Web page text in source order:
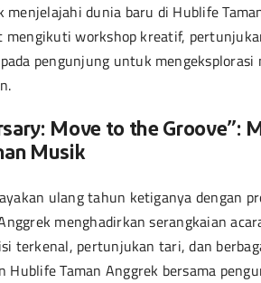
dunia baru di Hublife
workshop kreatif,
pengunjung untuk
Move to the Groove”:
Musik
ulang tahun ketiganya dengan
menghadirkan serangkaian
terkenal, pertunjukan tari, dan
Hublife Taman Anggrek bersama